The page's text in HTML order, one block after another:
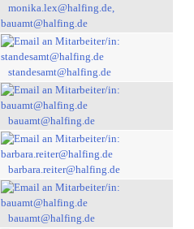
monika.lex@halfing.de,
bauamt@halfing.de
standesamt@halfing.de
bauamt@halfing.de
barbara.reiter@halfing.de
bauamt@halfing.de